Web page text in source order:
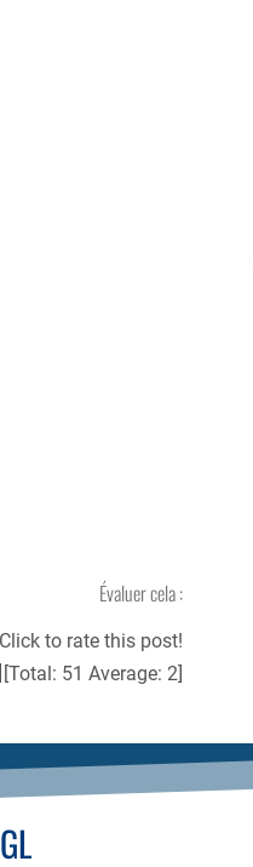
Évaluer cela :
Click to rate this post!
[Total: 51 Average: 2]